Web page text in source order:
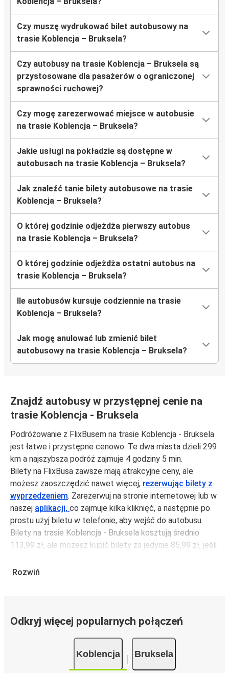
Czy muszę wydrukować bilet autobusowy na
trasie Koblencja – Bruksela?
Czy autobusy na trasie Koblencja – Bruksela są
przystosowane dla pasażerów o ograniczonej
sprawności ruchowej?
Czy mogę zarezerwować miejsce w autobusie
na trasie Koblencja – Bruksela?
Jakie usługi na pokładzie są dostępne w
autobusach na trasie Koblencja – Bruksela?
Jak znaleźć tanie bilety autobusowe na trasie
Koblencja – Bruksela?
O której godzinie odjeżdża pierwszy autobus
na trasie Koblencja – Bruksela?
O której godzinie odjeżdża ostatni autobus na
trasie Koblencja – Bruksela?
Ile autobusów kursuje codziennie na trasie
Koblencja – Bruksela?
Jak mogę anulować lub zmienić bilet
autobusowy na trasie Koblencja – Bruksela?
Znajdź autobusy w przystępnej cenie na
trasie Koblencja - Bruksela
Podróżowanie z FlixBusem na trasie Koblencja - Bruksela
jest łatwe i przystępne cenowo. Te dwa miasta dzieli 299
km a najszybsza podróż zajmuje 4 godziny 5 min.
Bilety na FlixBusa zawsze mają atrakcyjne ceny, ale
możesz zaoszczędzić nawet więcej, rezerwując bilety z
wyprzedzeniem. Zarezerwuj na stronie internetowej lub w
naszej aplikacji, co zajmuje kilka kliknięć, a następnie po
prostu użyj biletu w telefonie, aby wejść do autobusu.
Bilety na trasie Koblencja - Bruksela kosztują średnio
113,99 zł, ale możesz kupić bilety za jedynie 85,99 zł, jeśli
unikając weekendów i świąt. Aby podróżować szybko,
jedynie 4 godziny 5 min.
Podróż autobusemma mniejszy wpływ na środowisko
Rozwiń
Odkryj więcej popularnych połączeń
Koblencja Bruksela